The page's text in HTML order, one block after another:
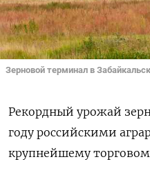
Зерновой терминал в
Рекордный урожай
году российскими
крупнейшему